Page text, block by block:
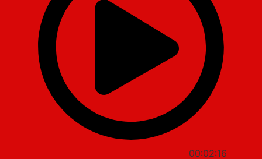
00:02:16